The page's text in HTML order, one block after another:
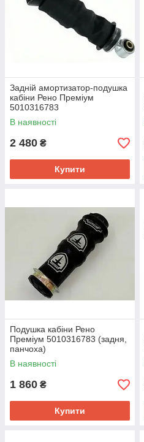
Задній амортизатор-подушка
кабіни Рено Преміум
5010316783
В наявності
2 480 ₴
Купити
Подушка кабіни Рено
Преміум 5010316783 (задня,
панчоха)
В наявності
1 860 ₴
Купити